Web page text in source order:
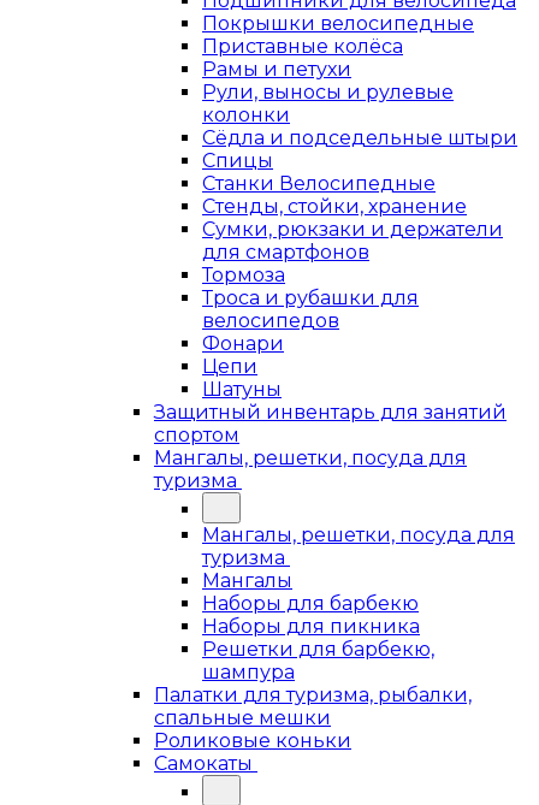
Покрышки велосипедные
Приставные колёса
Рамы и петухи
Рули, выносы и рулевые
колонки
Сёдла и подседельные штыри
Спицы
Станки Велосипедные
Стенды, стойки, хранение
Сумки, рюкзаки и держатели
для смартфонов
Тормоза
Троса и рубашки для
велосипедов
Фонари
Цепи
Шатуны
Защитный инвентарь для занятий
спортом
Мангалы, решетки, посуда для
туризма
Мангалы, решетки, посуда для
туризма
Мангалы
Наборы для барбекю
Наборы для пикника
Решетки для барбекю,
шампура
Палатки для туризма, рыбалки,
спальные мешки
Роликовые коньки
Самокаты